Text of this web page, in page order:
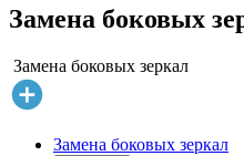
Замена боковых
Замена боковых зеркал
Замена боковых зеркал